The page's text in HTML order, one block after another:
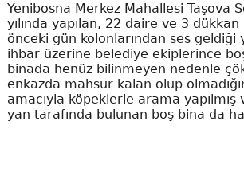
Yenibosna Merkez Mahallesi Taşova
yılında yapılan, 22 daire ve 3
önceki gün kolonlarından ses geldiği
ihbar üzerine belediye ekiplerince
binada henüz bilinmeyen nedenle
enkazda mahsur kalan olup
amacıyla köpeklerle arama yapılmış
yan tarafında bulunan boş bina da